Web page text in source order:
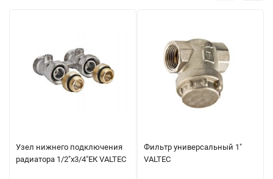
Узел нижнего подключения
радиатора 1/2"х3/4"ЕК VALTEC
Фильтр универсальный 1"
VALTEC